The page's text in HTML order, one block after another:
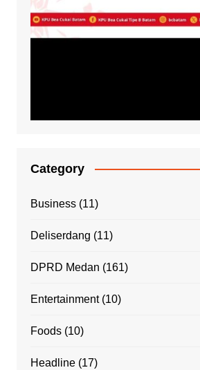
Category
Business(11)
Deliserdang (11)
DPRD Medan (161)
Entertainment(10)
Foods(10)
Headline(17)